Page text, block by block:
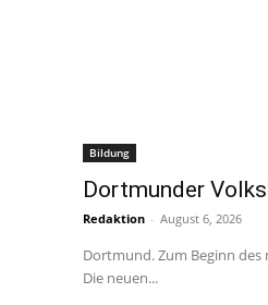
Bildung
Dortmunder
Redaktion - August 6, 2026
Dortmund. Zum Beginn
Die neuen...